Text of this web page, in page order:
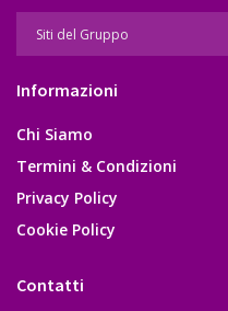
Informazioni
Chi Siamo
Termini & Condizioni
Privacy Policy
Cookie Policy
Contatti